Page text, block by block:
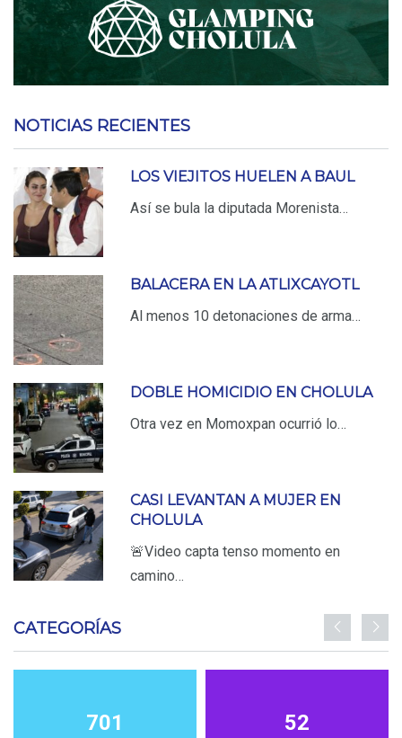
NOTICIAS RECIENTES
LOS VIEJITOS HUELEN A BAUL
Así se bula la diputada Morenista…
BALACERA EN LA ATLIXCAYOTL
Al menos 10 detonaciones de arma…
DOBLE HOMICIDIO EN CHOLULA
Otra vez en Momoxpan ocurrió lo…
CASI LEVANTAN A MUJER EN
CHOLULA
🚨Video capta tenso momento en
camino…
CATEGORÍAS
701 52